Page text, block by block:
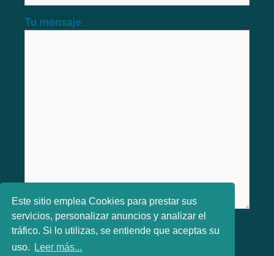
Este sitio emplea Cookies para prestar sus
servicios, personalizar anuncios y analizar el
tráfico. Si lo utilizas, se entiende que aceptas su
uso.
Leer más...
Tu mensaje
He leido y aceptado losTérminos y
condiciones